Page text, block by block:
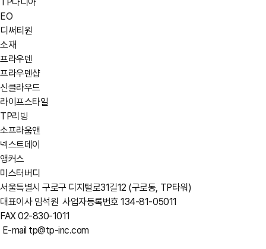
EO
디써티원
소재
프라우덴
프라우덴샵
신클라우드
라이프스타일
TP리빙
소프라움앤
넥스트데이
앵커스
미스터버디
서울특별시 구로구 디지털로31길12 (구로동, TP타워)
대표이사 임석원 사업자등록번호 134-81-05011
FAX 02-830-1011
E-mail tp@tp-inc.com